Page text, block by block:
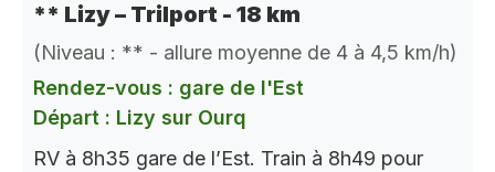
** Lizy – Trilport - 18 km
(Niveau : ** - allure moyenne de 4 à 4,5 km/h)
Rendez-vous : gare de l'Est
Départ : Lizy sur Ourq
RV à 8h35 gare de l’Est. Train à 8h49 pour